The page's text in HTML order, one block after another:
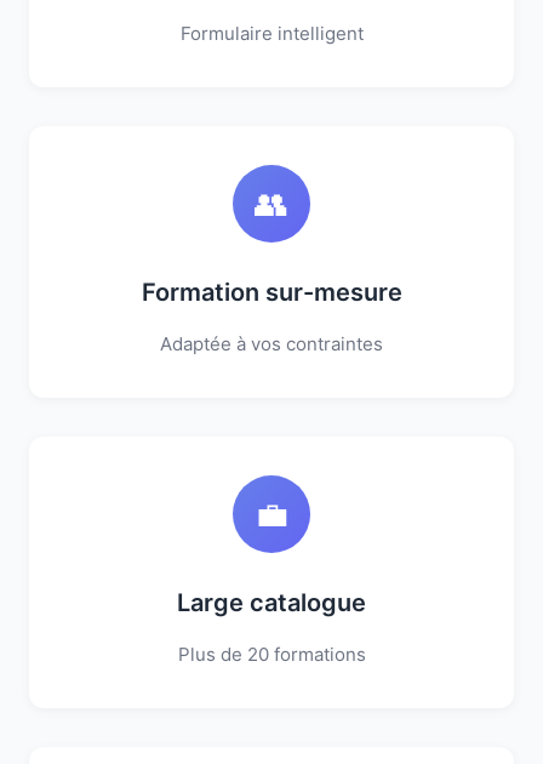
Formulaire intelligent
👥
Formation sur-mesure
Adaptée à vos contraintes
💼
Large catalogue
Plus de 20 formations